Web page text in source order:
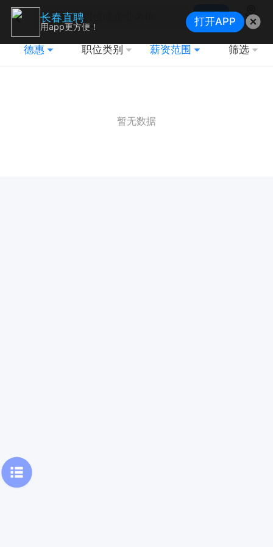
搜索
地图
德惠 职位类别 薪资范围 筛选
暂无数据
长春直聘
用app更方便！ 打开APP